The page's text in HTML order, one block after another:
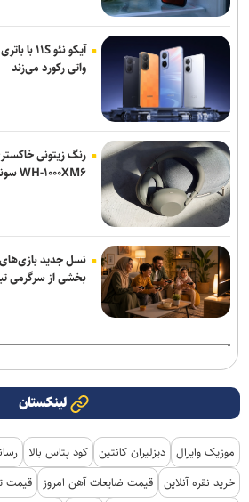
واتی رکورد می‌زند
رنگ زیتونی
WH-۱۰۰۰XM۶ سونی اضافه شد
نسل جدید بازی‌های
بخشی از سرگرمی
لینکستان
موزیک وایرال دیزلیران کانتین کود پتاس بالا
خرید نقره آنلاین قیمت ضایعات آهن امروز
قیمت